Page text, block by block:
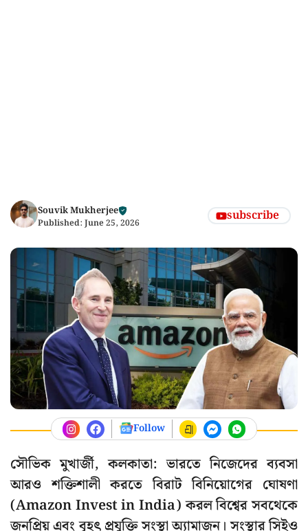
Souvik Mukherjee
Published: June 25, 2026 subscribe
Follow
সৌভিক মুখার্জী, কলকাতা: ভারতে নিজেদের ব্যবসা
আরও শক্তিশালী করতে বিরাট বিনিয়োগের ঘোষণা
(Amazon Invest in India) করল বিশ্বের সবথেকে
জনপ্রিয় এবং বৃহৎ প্রযুক্তি সংস্থা অ্যামাজন। সংস্থার সিইও